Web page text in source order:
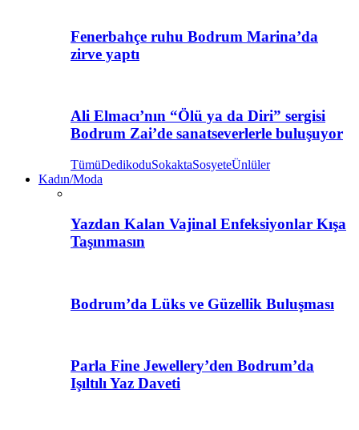
Fenerbahçe ruhu Bodrum Marina’da
zirve yaptı
Ali Elmacı’nın “Ölü ya da Diri” sergisi
Bodrum Zai’de sanatseverlerle buluşuyor
TümüDedikoduSokaktaSosyeteÜnlüler
Kadın/Moda
Yazdan Kalan Vajinal Enfeksiyonlar Kışa
Taşınmasın
Bodrum’da Lüks ve Güzellik Buluşması
Parla Fine Jewellery’den Bodrum’da
Işıltılı Yaz Daveti